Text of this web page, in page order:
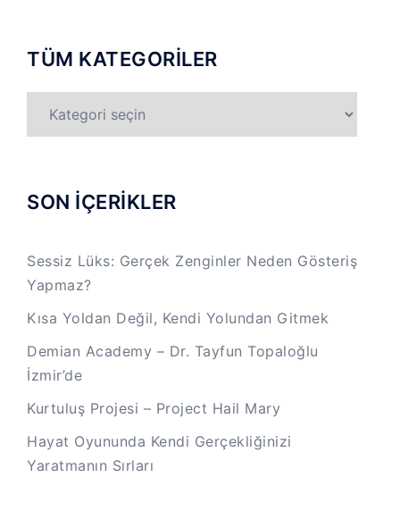
TÜM KATEGORİLER
KATEGORİLER
SON İÇERİKLER
Sessiz Lüks: Gerçek Zenginler Neden Gösteriş
Yapmaz?
Kısa Yoldan Değil, Kendi Yolundan Gitmek
Demian Academy – Dr. Tayfun Topaloğlu
İzmir’de
Kurtuluş Projesi – Project Hail Mary
Hayat Oyununda Kendi Gerçekliğinizi
Yaratmanın Sırları